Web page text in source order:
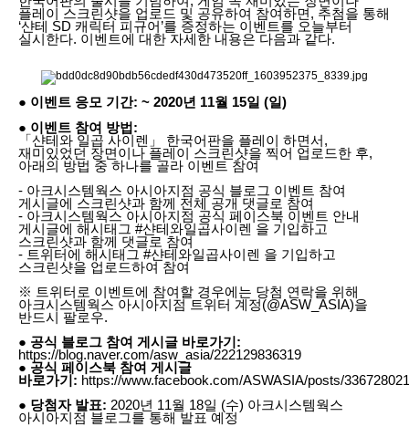
플레이 스크린샷을 업로드 및 공유하여 참여하면, 추첨을 통해
‘샨테 SD 캐릭터 피규어’를 증정하는 이벤트를 오늘부터
실시한다. 이벤트에 대한 자세한 내용은 다음과 같다.
● 이벤트 응모 기간: ~ 2020년 11월 15일 (일)
● 이벤트 참여 방법:
「샨테와 일곱 사이렌」 한국어판을 플레이 하면서,
재미있었던 장면이나 플레이 스크린샷을 찍어 업로드한 후,
아래의 방법 중 하나를 골라 이벤트 참여
- 아크시스템웍스 아시아지점 공식 블로그 이벤트 참여
게시글에 스크린샷과 함께 전체 공개 댓글로 참여
- 아크시스템웍스 아시아지점 공식 페이스북 이벤트 안내
게시글에 해시태그 #샨테와일곱사이렌 을 기입하고
스크린샷과 함께 댓글로 참여
- 트위터에 해시태그 #샨테와일곱사이렌 을 기입하고
스크린샷을 업로드하여 참여
※ 트위터로 이벤트에 참여할 경우에는 당첨 연락을 위해
아크시스템웍스 아시아지점 트위터 계정(@ASW_ASIA)을
반드시 팔로우.
● 공식 블로그 참여 게시글 바로가기:
https://blog.naver.com/asw_asia/222129836319
● 공식 페이스북 참여 게시글
바로가기: https://www.facebook.com/ASWASIA/posts/
● 당첨자 발표: 2020년 11월 18일 (수) 아크시스템웍스
아시아지점 블로그를 통해 발표 예정